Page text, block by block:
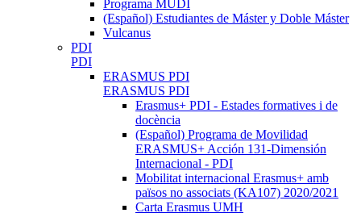
Programa MUDI
(Español) Estudiantes de Máster y Doble Máster
Vulcanus
PDI
PDI
ERASMUS PDI
ERASMUS PDI
Erasmus+ PDI - Estades formatives i de
docència
(Español) Programa de Movilidad
ERASMUS+ Acción 131-Dimensión
Internacional - PDI
Mobilitat internacional Erasmus+ amb
països no associats (KA107) 2020/2021
Carta Erasmus UMH